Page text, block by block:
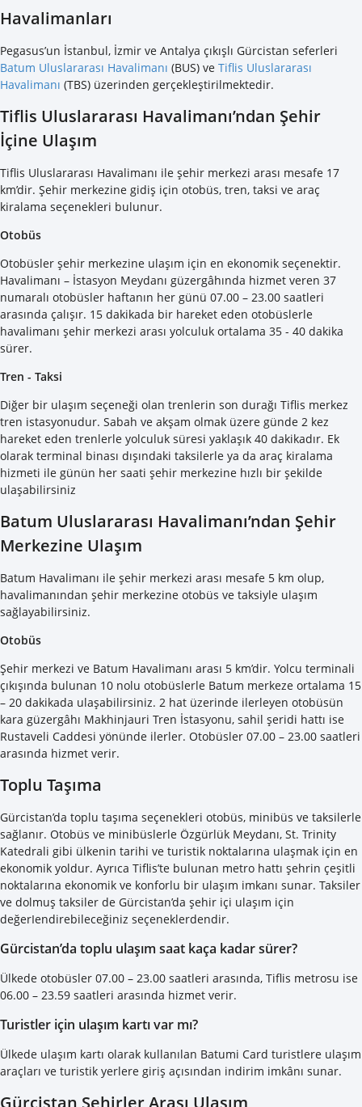
Havalimanları
Pegasus’un İstanbul, İzmir ve Antalya çıkışlı Gürcistan seferleri
Batum Uluslararası Havalimanı (BUS) ve Tiflis Uluslararası
Havalimanı (TBS) üzerinden gerçekleştirilmektedir.
Tiflis Uluslararası Havalimanı’ndan Şehir
İçine Ulaşım
Tiflis Uluslararası Havalimanı ile şehir merkezi arası mesafe 17
km’dir. Şehir merkezine gidiş için otobüs, tren, taksi ve araç
kiralama seçenekleri bulunur.
Otobüs
Otobüsler şehir merkezine ulaşım için en ekonomik seçenektir.
Havalimanı – İstasyon Meydanı güzergâhında hizmet veren 37
numaralı otobüsler haftanın her günü 07.00 – 23.00 saatleri
arasında çalışır. 15 dakikada bir hareket eden otobüslerle
havalimanı şehir merkezi arası yolculuk ortalama 35 - 40 dakika
sürer.
Tren - Taksi
Diğer bir ulaşım seçeneği olan trenlerin son durağı Tiflis merkez
tren istasyonudur. Sabah ve akşam olmak üzere günde 2 kez
hareket eden trenlerle yolculuk süresi yaklaşık 40 dakikadır. Ek
olarak terminal binası dışındaki taksilerle ya da araç kiralama
hizmeti ile günün her saati şehir merkezine hızlı bir şekilde
ulaşabilirsiniz
Batum Uluslararası Havalimanı’ndan Şehir
Merkezine Ulaşım
Batum Havalimanı ile şehir merkezi arası mesafe 5 km olup,
havalimanından şehir merkezine otobüs ve taksiyle ulaşım
sağlayabilirsiniz.
Otobüs
Şehir merkezi ve Batum Havalimanı arası 5 km’dir. Yolcu terminali
çıkışında bulunan 10 nolu otobüslerle Batum merkeze ortalama 15
– 20 dakikada ulaşabilirsiniz. 2 hat üzerinde ilerleyen otobüsün
kara güzergâhı Makhinjauri Tren İstasyonu, sahil şeridi hattı ise
Rustaveli Caddesi yönünde ilerler. Otobüsler 07.00 – 23.00 saatleri
arasında hizmet verir.
Toplu Taşıma
Gürcistan’da toplu taşıma seçenekleri otobüs, minibüs ve taksilerle
sağlanır. Otobüs ve minibüslerle Özgürlük Meydanı, St. Trinity
Katedrali gibi ülkenin tarihi ve turistik noktalarına ulaşmak için en
ekonomik yoldur. Ayrıca Tiflis’te bulunan metro hattı şehrin çeşitli
noktalarına ekonomik ve konforlu bir ulaşım imkanı sunar. Taksiler
ve dolmuş taksiler de Gürcistan’da şehir içi ulaşım için
değerIendirebileceğiniz seçeneklerdendir.
Gürcistan’da toplu ulaşım saat kaça kadar sürer?
Ülkede otobüsler 07.00 – 23.00 saatleri arasında, Tiflis metrosu ise
06.00 – 23.59 saatleri arasında hizmet verir.
Turistler için ulaşım kartı var mı?
Ülkede ulaşım kartı olarak kullanılan Batumi Card turistlere ulaşım
araçları ve turistik yerlere giriş açısından indirim imkânı sunar.